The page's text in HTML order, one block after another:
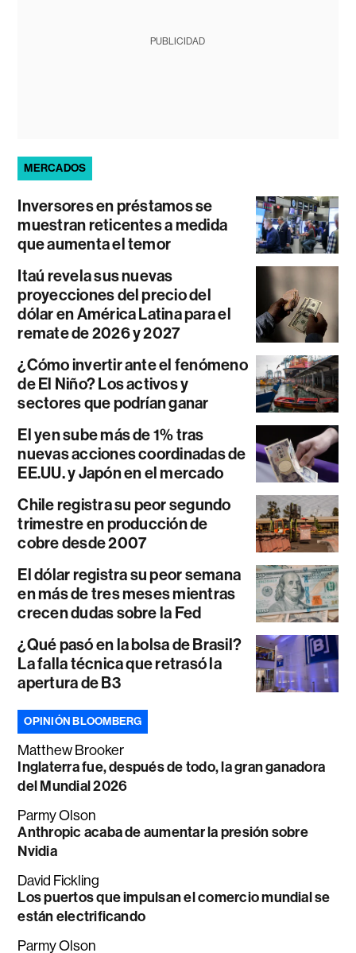
PUBLICIDAD
MERCADOS
Inversores en préstamos se
muestran reticentes a medida
que aumenta el temor
Itaú revela sus nuevas
proyecciones del precio del
dólar en América Latina para el
remate de 2026 y 2027
¿Cómo invertir ante el fenómeno
de El Niño? Los activos y
sectores que podrían ganar
El yen sube más de 1% tras
nuevas acciones coordinadas de
EE.UU. y Japón en el mercado
Chile registra su peor segundo
trimestre en producción de
cobre desde 2007
El dólar registra su peor semana
en más de tres meses mientras
crecen dudas sobre la Fed
¿Qué pasó en la bolsa de Brasil?
La falla técnica que retrasó la
apertura de B3
OPINIÓN BLOOMBERG
Matthew Brooker
Inglaterra fue, después de todo, la gran ganadora
del Mundial 2026
Parmy Olson
Anthropic acaba de aumentar la presión sobre
Nvidia
David Fickling
Los puertos que impulsan el comercio mundial se
están electrificando
Parmy Olson